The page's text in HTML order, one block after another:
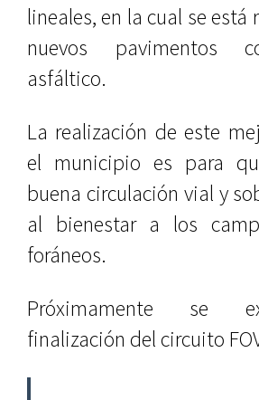
lineales, en la cual se está
nuevos pavimentos
asfáltico.
La realización de este
el municipio es para
buena circulación vial y
al bienestar a los
foráneos.
Próximamente se
finalización del circuito